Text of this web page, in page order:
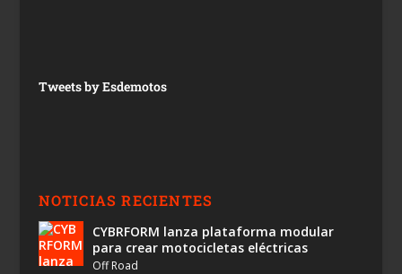
Tweets by Esdemotos
NOTICIAS RECIENTES
CYBRFORM lanza plataforma modular
para crear motocicletas eléctricas
Off Road